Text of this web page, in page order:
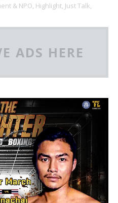
& NPO, Highlight, Just Talk,
ADS HERE